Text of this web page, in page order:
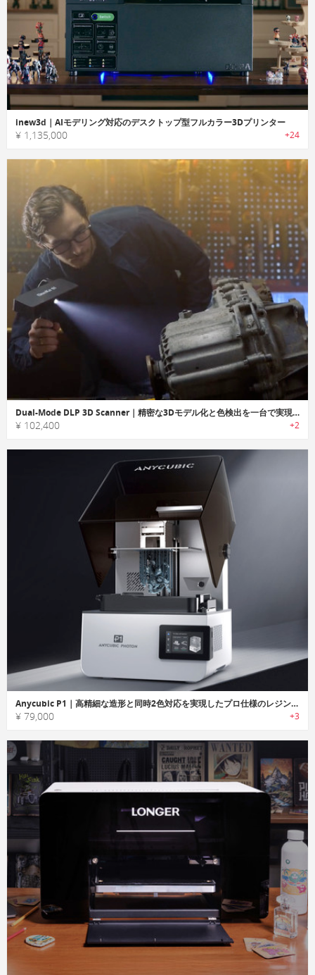
inew3d｜AIモデリング対応のデスクトップ型フルカラー3Dプリンター
¥ 1,135,000 +24
Dual-Mode DLP 3D Scanner｜精密な3Dモデル化と色検出を一台で実現する高性能3Dスキャナー
¥ 102,400 +2
Anycubic P1｜高精細な造形と同時2色対応を実現したプロ仕様のレジン3Dプリンター
¥ 79,000 +3